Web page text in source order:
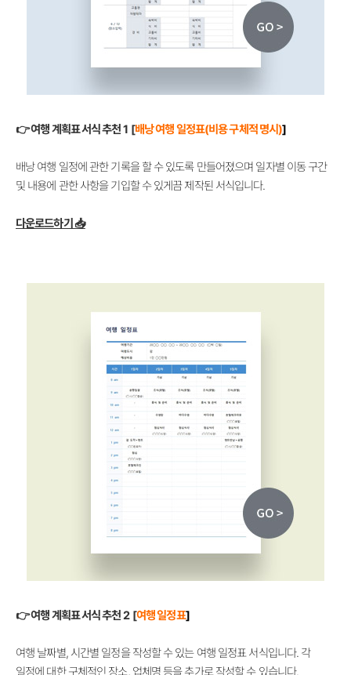
👉 여행 계획표 서식 추천 1 [배낭 여행 일정표(비용 구체적 명시)]
배낭 여행 일정에 관한 기록을 할 수 있도록 만들어졌으며 일자별 이동 구간
및 내용에 관한 사항을 기입할 수 있게끔 제작된 서식입니다.
다운로드하기 📥
👉 여행 계획표 서식 추천 2 [여행 일정표]
여행 날짜별, 시간별 일정을 작성할 수 있는 여행 일정표 서식입니다. 각
일정에 대한 구체적인 장소, 업체명 등을 추가로 작성할 수 있습니다.